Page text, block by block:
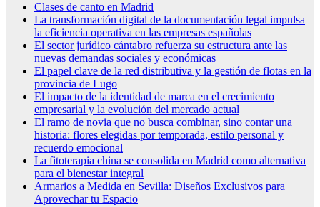
Clases de canto en Madrid
La transformación digital de la documentación legal impulsa
la eficiencia operativa en las empresas españolas
El sector jurídico cántabro refuerza su estructura ante las
nuevas demandas sociales y económicas
El papel clave de la red distributiva y la gestión de flotas en la
provincia de Lugo
El impacto de la identidad de marca en el crecimiento
empresarial y la evolución del mercado actual
El ramo de novia que no busca combinar, sino contar una
historia: flores elegidas por temporada, estilo personal y
recuerdo emocional
La fitoterapia china se consolida en Madrid como alternativa
para el bienestar integral
Armarios a Medida en Sevilla: Diseños Exclusivos para
Aprovechar tu Espacio